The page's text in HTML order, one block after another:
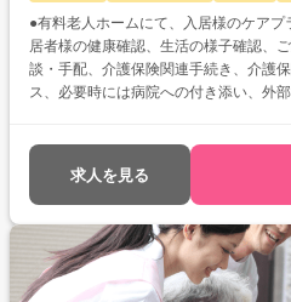
●有料老人ホームにて、入居様のケア
居者様の健康確認、生活の様子確認、
談・手配、介護保険関連手続き、介護
ス、必要時には病院への付き添い、外
護休業実績あり◎ライフステージが変
環境です!
求人を見る